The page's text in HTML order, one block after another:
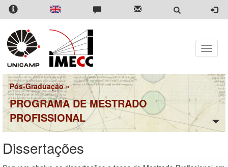
Pular
para
conteúdo
principal
Toggle
Pós-Graduação»
PROGRAMA DE MESTRADO
PROFISSIONAL
Dissertações